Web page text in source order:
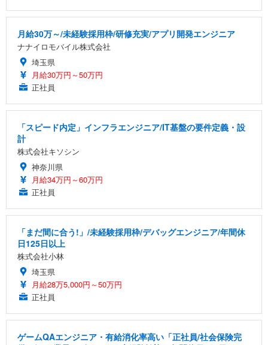
月給30万～/未経験採用枠/研修充実/アプリ開発エンジニア
ナナイロモバイル株式会社
埼玉県
月給30万円～50万円
正社員
「スピード内定」インフラエンジニア/IT基盤の要件定義・設
計
株式会社キソシン
神奈川県
月給34万円～60万円
正社員
「まだ間に合う!」/未経験採用枠/デバッグエンジニア/年間休
日125日以上
株式会社小林
埼玉県
月給28万5,000円～50万円
正社員
ゲームQAエンジニア・有給消化率高い「正社員/社会保険完